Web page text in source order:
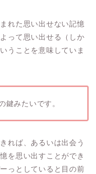
れた思い出せない記憶
って思い出せる（しか
うことを意味していま
鍵みたいです。
れば、あるいは出会う
を思い出すことができ
っとしていると目の前